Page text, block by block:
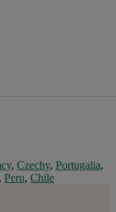
, Czechy, Portugalia,
, Peru, Chile